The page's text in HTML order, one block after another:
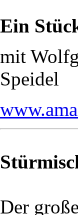
Ein
mit
Speidel
Der